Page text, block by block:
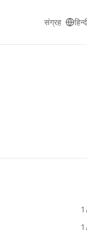
संग्रह
1
1